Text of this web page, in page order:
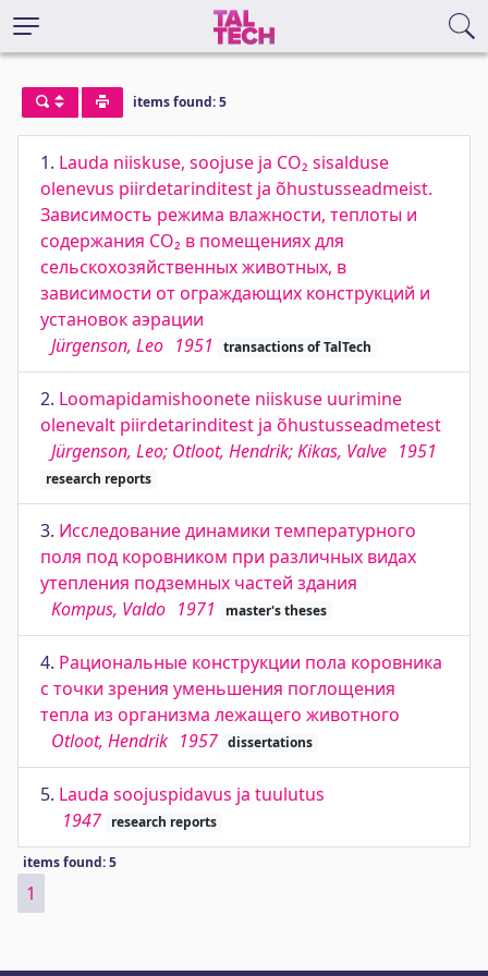
items found: 5
1. Lauda niiskuse, soojuse ja CO₂ sisalduse
olenevus piirdetarinditest ja õhustusseadmeist.
Зависимость режима влажности, теплоты и
содержания CO₂ в помещениях для
сельскохозяйственных животных, в
зависимости от ограждающих конструкций и
установок аэрации
Jürgenson, Leo 1951 transactions of TalTech
2. Loomapidamishoonete niiskuse uurimine
olenevalt piirdetarinditest ja õhustusseadmetest
Jürgenson, Leo; Otloot, Hendrik; Kikas, Valve 1951
research reports
3. Исследование динамики температурного
поля под коровником при различных видах
утепления подземных частей здания
Kompus, Valdo 1971 master's theses
4. Рациональные конструкции пола коровника
с точки зрения уменьшения поглощения
тепла из организма лежащего животного
Otloot, Hendrik 1957 dissertations
5. Lauda soojuspidavus ja tuulutus
1947 research reports
items found: 5
1